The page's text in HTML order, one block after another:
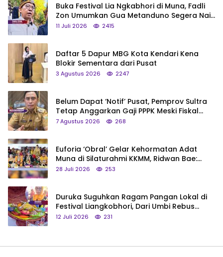
Buka Festival Lia Ngkabhori di Muna, Fadli
Zon Umumkan Gua Metanduno Segera Naik
Status Jadi Cagar Budaya Nasional
11 Juli 2026 2415
Daftar 5 Dapur MBG Kota Kendari Kena
Blokir Sementara dari Pusat
3 Agustus 2026 2247
Belum Dapat ‘Notif’ Pusat, Pemprov Sultra
Tetap Anggarkan Gaji PPPK Meski Fiskal
Megap-Megap
7 Agustus 2026 268
Euforia ‘Obral’ Gelar Kehormatan Adat
Muna di Silaturahmi KKMM, Ridwan Bae:
Saya Bukan Tipe Begitu, Belum Pantas!
28 Juli 2026 253
Duruka Suguhkan Ragam Pangan Lokal di
Festival Liangkobhori, Dari Umbi Rebus
hingga Tumpeng Beras Muna
12 Juli 2026 231